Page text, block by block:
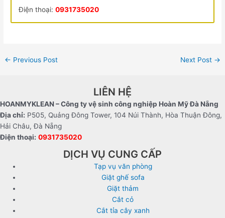
Điện thoại: 0931735020
← Previous Post Next Post →
LIÊN HỆ
HOANMYKLEAN – Công ty vệ sinh công nghiệp Hoàn Mỹ Đà Nẵng
Địa chỉ: P505, Quảng Đông Tower, 104 Núi Thành, Hòa Thuận Đông,
Hải Châu, Đà Nẵng
Điện thoại: 0931735020
DỊCH VỤ CUNG CẤP
Tạp vụ văn phòng
Giặt ghế sofa
Giặt thảm
Cắt cỏ
Cắt tỉa cây xanh